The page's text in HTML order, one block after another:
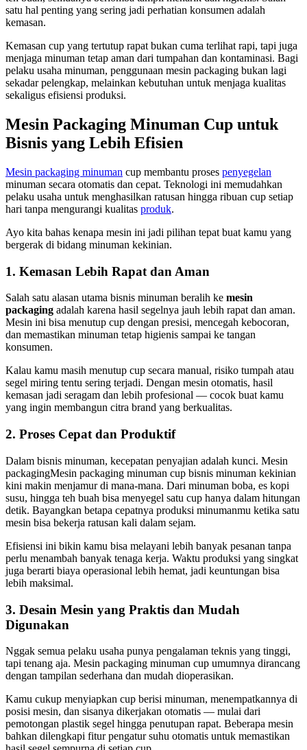
satu hal penting yang sering jadi perhatian konsumen adalah
kemasan.
Kemasan cup yang tertutup rapat bukan cuma terlihat rapi, tapi juga
menjaga minuman tetap aman dari tumpahan dan kontaminasi. Bagi
pelaku usaha minuman, penggunaan mesin packaging bukan lagi
sekadar pelengkap, melainkan kebutuhan untuk menjaga kualitas
sekaligus efisiensi produksi.
Mesin Packaging Minuman Cup untuk
Bisnis yang Lebih Efisien
Mesin packaging minuman cup membantu proses penyegelan
minuman secara otomatis dan cepat. Teknologi ini memudahkan
pelaku usaha untuk menghasilkan ratusan hingga ribuan cup setiap
hari tanpa mengurangi kualitas produk.
Ayo kita bahas kenapa mesin ini jadi pilihan tepat buat kamu yang
bergerak di bidang minuman kekinian.
1. Kemasan Lebih Rapat dan Aman
Salah satu alasan utama bisnis minuman beralih ke mesin
packaging adalah karena hasil segelnya jauh lebih rapat dan aman.
Mesin ini bisa menutup cup dengan presisi, mencegah kebocoran,
dan memastikan minuman tetap higienis sampai ke tangan
konsumen.
Kalau kamu masih menutup cup secara manual, risiko tumpah atau
segel miring tentu sering terjadi. Dengan mesin otomatis, hasil
kemasan jadi seragam dan lebih profesional — cocok buat kamu
yang ingin membangun citra brand yang berkualitas.
2. Proses Cepat dan Produktif
Dalam bisnis minuman, kecepatan penyajian adalah kunci. Mesin
packagingMesin packaging minuman cup bisnis minuman kekinian
kini makin menjamur di mana-mana. Dari minuman boba, es kopi
susu, hingga teh buah bisa menyegel satu cup hanya dalam hitungan
detik. Bayangkan betapa cepatnya produksi minumanmu ketika satu
mesin bisa bekerja ratusan kali dalam sejam.
Efisiensi ini bikin kamu bisa melayani lebih banyak pesanan tanpa
perlu menambah banyak tenaga kerja. Waktu produksi yang singkat
juga berarti biaya operasional lebih hemat, jadi keuntungan bisa
lebih maksimal.
3. Desain Mesin yang Praktis dan Mudah
Digunakan
Nggak semua pelaku usaha punya pengalaman teknis yang tinggi,
tapi tenang aja. Mesin packaging minuman cup umumnya dirancang
dengan tampilan sederhana dan mudah dioperasikan.
Kamu cukup menyiapkan cup berisi minuman, menempatkannya di
posisi mesin, dan sisanya dikerjakan otomatis — mulai dari
pemotongan plastik segel hingga penutupan rapat. Beberapa mesin
bahkan dilengkapi fitur pengatur suhu otomatis untuk memastikan